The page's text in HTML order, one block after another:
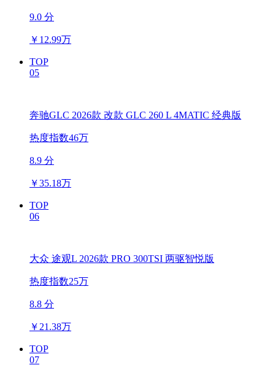
9.0 分
￥ 12.99万
TOP
05
奔驰GLC 2026款 改款 GLC 260 L 4MATIC 经典版
热度指数46万
8.9 分
￥35.18万
TOP
06
大众 途观L 2026款 PRO 300TSI 两驱智悦版
热度指数25万
8.8 分
￥ 21.38万
TOP
07